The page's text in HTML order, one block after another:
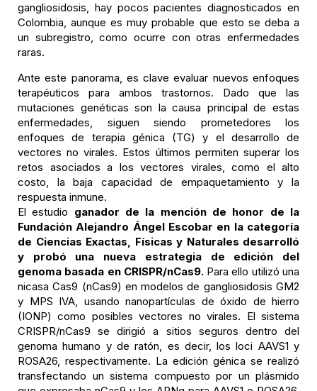
gangliosidosis, hay pocos pacientes diagnosticados en
Colombia, aunque es muy probable que esto se deba a
un subregistro, como ocurre con otras enfermedades
raras.
Ante este panorama, es clave evaluar nuevos enfoques
terapéuticos para ambos trastornos. Dado que las
mutaciones genéticas son la causa principal de estas
enfermedades, siguen siendo prometedores los
enfoques de terapia génica (TG) y el desarrollo de
vectores no virales. Estos últimos permiten superar los
retos asociados a los vectores virales, como el alto
costo, la baja capacidad de empaquetamiento y la
respuesta inmune.
El estudio ganador de la mención de honor de la
Fundación Alejandro Ángel Escobar en la categoría
de Ciencias Exactas, Físicas y Naturales desarrolló
y probó una nueva estrategia de edición del
genoma basada en CRISPR/nCas9. Para ello utilizó una
nicasa Cas9 (nCas9) en modelos de gangliosidosis GM2
y MPS IVA, usando nanopartículas de óxido de hierro
(IONP) como posibles vectores no virales. El sistema
CRISPR/nCas9 se dirigió a sitios seguros dentro del
genoma humano y de ratón, es decir, los loci AAVS1 y
ROSA26, respectivamente. La edición génica se realizó
transfectando un sistema compuesto por un plásmido